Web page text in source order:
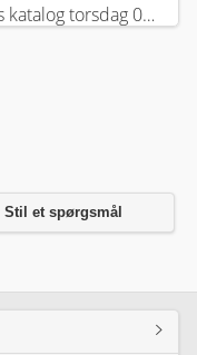
Dette produkt blev tilføjet til vores katalog torsdag 05 februar, 2026.
Stil et spørgsmål